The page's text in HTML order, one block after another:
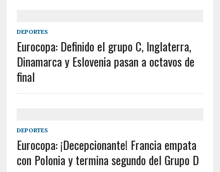
DEPORTES
Eurocopa: Definido el grupo C, Inglaterra,
Dinamarca y Eslovenia pasan a octavos de
final
DEPORTES
Eurocopa: ¡Decepcionante! Francia empata
con Polonia y termina segundo del Grupo D